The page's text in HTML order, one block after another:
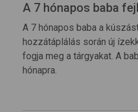
A 7 hónapos baba
A 7 hónapos baba a
hozzátáplálás során új
fogja meg a tárgyakat. A
hónapra.